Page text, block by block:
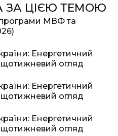
ЗА ЦІЄЮ ТЕМОЮ
МВФ та
Енергетичний
щотижневий огляд
Енергетичний
щотижневий огляд
Енергетичний
щотижневий огляд